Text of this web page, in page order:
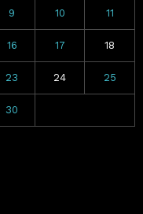
9 10 11
16 17 18
23 24 25
30